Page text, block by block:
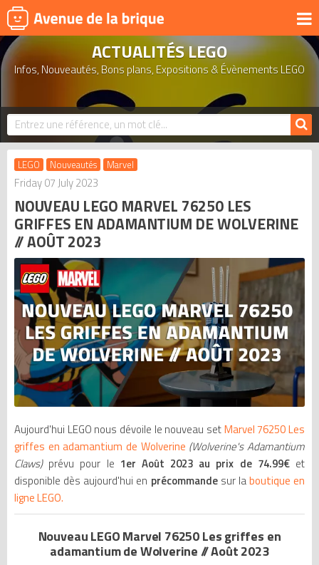
UNIVERS
PRODUITS DÉRIVÉS
NOUVEAUTÉS
LEGO 2026
BONS PLANS
ASSOCIATIONS DE FANS
EXPOSITIONS LEGO
LEGO LES PLUS CHERS
DERNIERS LEGO AJOUTÉS
ACTUALITÉS LEGO
Infos, Nouveautés, Bons plans, Expositions & Évènements LEGO
LEGO Nouveautés Marvel
Friday 07 July 2023
NOUVEAU LEGO MARVEL 76250 LES
GRIFFES EN ADAMANTIUM DE WOLVERINE
// AOÛT 2023
Aujourd'hui LEGO nous dévoile le nouveau setMarvel 76250 Les
griffes en adamantium de Wolverine (Wolverine's Adamantium
Claws) prévu pour le 1er Août 2023 au prix de 74.99€et
disponible dès aujourd'hui en précommande sur laboutique en
ligne LEGO.
Nouveau LEGO Marvel 76250 Les griffes en
adamantium de Wolverine // Août 2023